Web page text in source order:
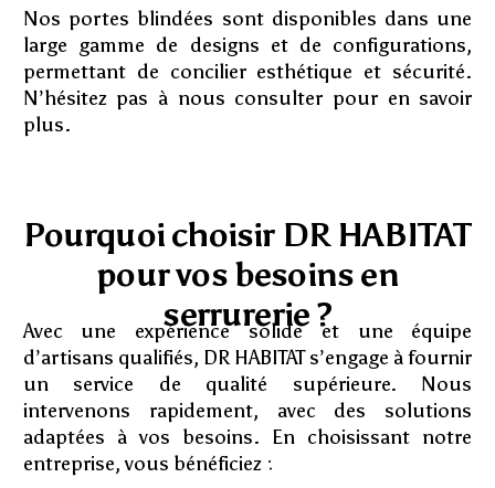
Nos portes blindées sont disponibles dans une
large gamme de designs et de configurations,
permettant de concilier esthétique et sécurité.
N’hésitez pas à nous consulter pour en savoir
plus.
Pourquoi choisir DR HABITAT
pour vos besoins en
serrurerie ?
Avec une expérience solide et une équipe
d’artisans qualifiés, DR HABITAT s’engage à fournir
un service de qualité supérieure. Nous
intervenons rapidement, avec des solutions
adaptées à vos besoins. En choisissant notre
entreprise, vous bénéficiez :